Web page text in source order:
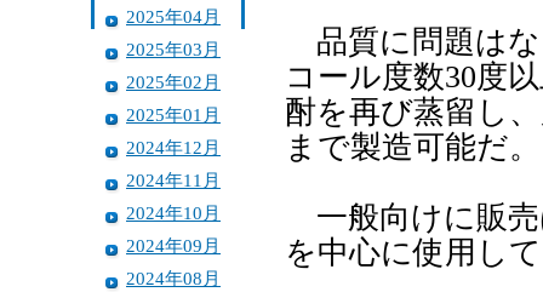
2025年04月
2025年03月
2025年02月
2025年01月
2024年12月
2024年11月
2024年10月
2024年09月
2024年08月
品質に問題は
コール度数30度
酎を再び蒸留し
まで製造可能だ。
一般向けに販売
を中心に使用し